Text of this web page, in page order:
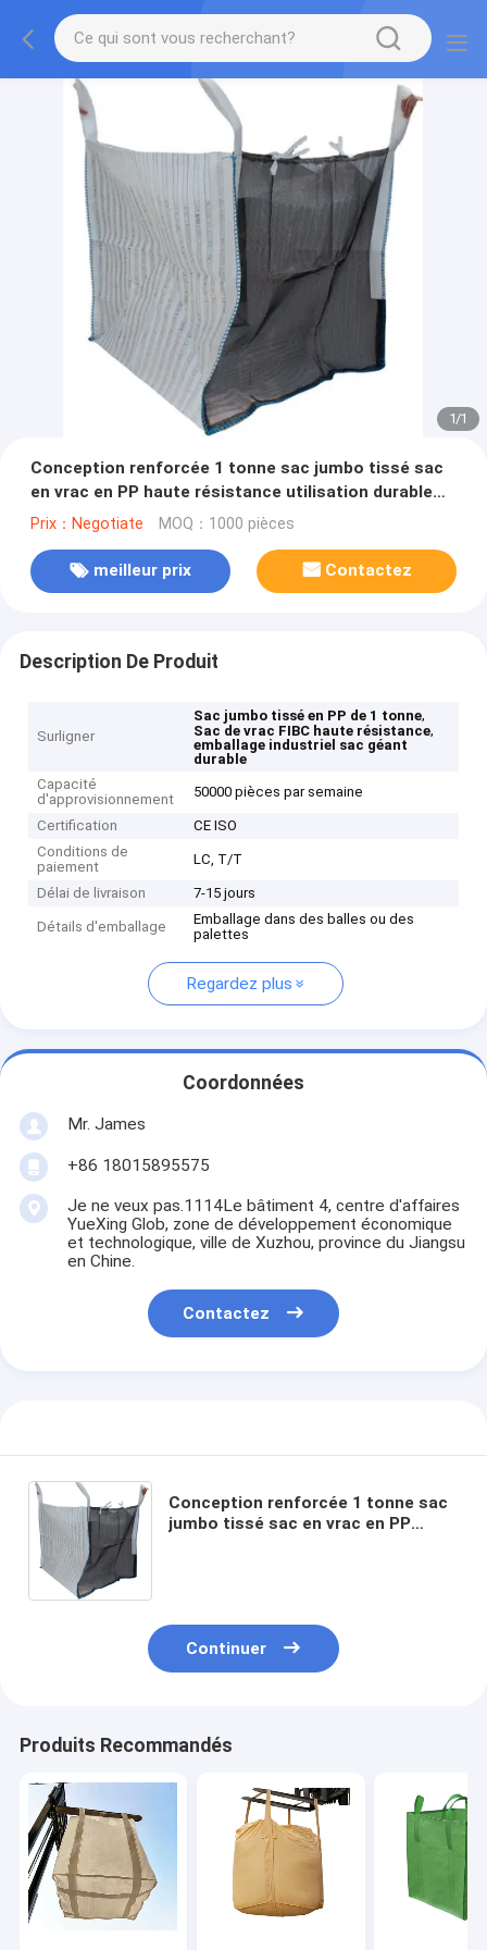
1/1
Conception renforcée 1 tonne sac jumbo tissé sac
en vrac en PP haute résistance utilisation durable
pour l'emballage industriel
Prix：Negotiate MOQ：1000 pièces
meilleur prix Contactez
Description De Produit
Surligner
Sac jumbo tissé en PP de 1 tonne,
Sac de vrac FIBC haute résistance,
emballage industriel sac géant
durable
Capacité
d'approvisionnement
50000 pièces par semaine
Certification
CE ISO
Conditions de
paiement
LC, T/T
Délai de livraison 7-15 jours
Détails d'emballage
Emballage dans des balles ou des
palettes
Regardez plus
Coordonnées
Mr. James
+86 18015895575
Je ne veux pas.1114Le bâtiment 4, centre d'affaires
YueXing Glob, zone de développement économique
et technologique, ville de Xuzhou, province du Jiangsu
en Chine.
Contactez
Conception renforcée 1 tonne sac
jumbo tissé sac en vrac en PP
Continuer
Produits Recommandés